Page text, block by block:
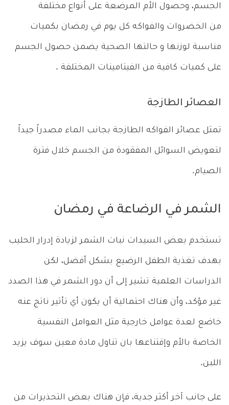
الجسم، وحصول الأم المرضعة على أنواع مختلفة
من الخضروات والفواكه كل يوم في رمضان بكميات
مناسبة لوزنها و حالتها الصحية يضمن حصول الجسم
على كميات كافية من الفيتامينات المختلفة .
العصائر الطازجة
تمثل عصائر الفواكه الطازجة بجانب الماء مصدراً جيداً
لتعويض السوائل المفقودة من الجسم خلال فترة
الصيام.
الشمر في الرضاعة في رمضان
تستخدم بعض السيدات نبات الشمر لزيادة إدرار الحليب
بهدف تغذية الطفل الرضيع بشكل أفضل، لكن
الدراسات العلمية تشير إلى أن دور الشمر في هذا الصدد
غير مؤكد، وأن هناك احتمالية أن يكون أي تأثير ناتج عنه
خاضع لعدة عوامل خارجية مثل العوامل النفسية
الخاصة بالأم وإقتناعها بان تناول مادة معين سوف يزيد
اللبن.
على جانب آخر أكثر جدية، فإن هناك بعض التحذيرات من